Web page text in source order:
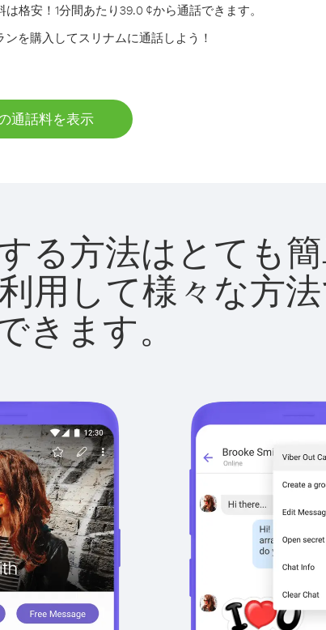
格安！1分間あたり39.0 ¢から通話できます。
を購入してスリナムに通話しよう！
通話料を表示
る方法はとても簡
用して様々な方
きます。